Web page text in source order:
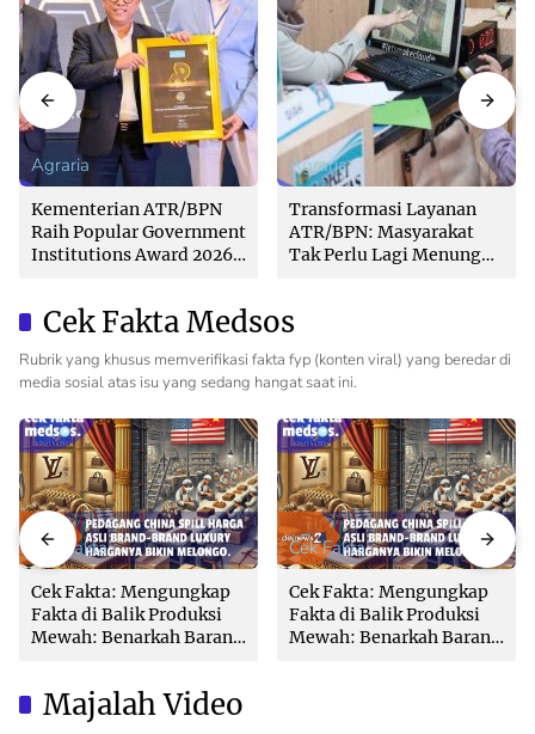
Agraria
Kementerian ATR/BPN
Raih Popular Government
Institutions Award 2026
Agraria
Transformasi Layanan
ATR/BPN: Masyarakat
Tak Perlu Lagi Menunggu
Cek Fakta Medsos
Rubrik yang khusus memverifikasi fakta fyp (konten viral) yang beredar di
media sosial atas isu yang sedang hangat saat ini.
Cek Fakta
Cek Fakta: Mengungkap
Fakta di Balik Produksi
Mewah: Benarkah Barang
Cek Fakta
Cek Fakta: Mengungkap
Fakta di Balik Produksi
Mewah: Benarkah Barang
Majalah Video